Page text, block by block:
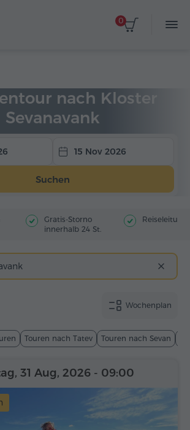
0
nach Kloster
Sevanavank
15 Nov 2026
Suchen
Gratis-Storno
innerhalb 24 St.
Reiseleitung
Wochenplan
Touren nach Tatev Touren nach Sevan
31 Aug, 2026 - 09:00